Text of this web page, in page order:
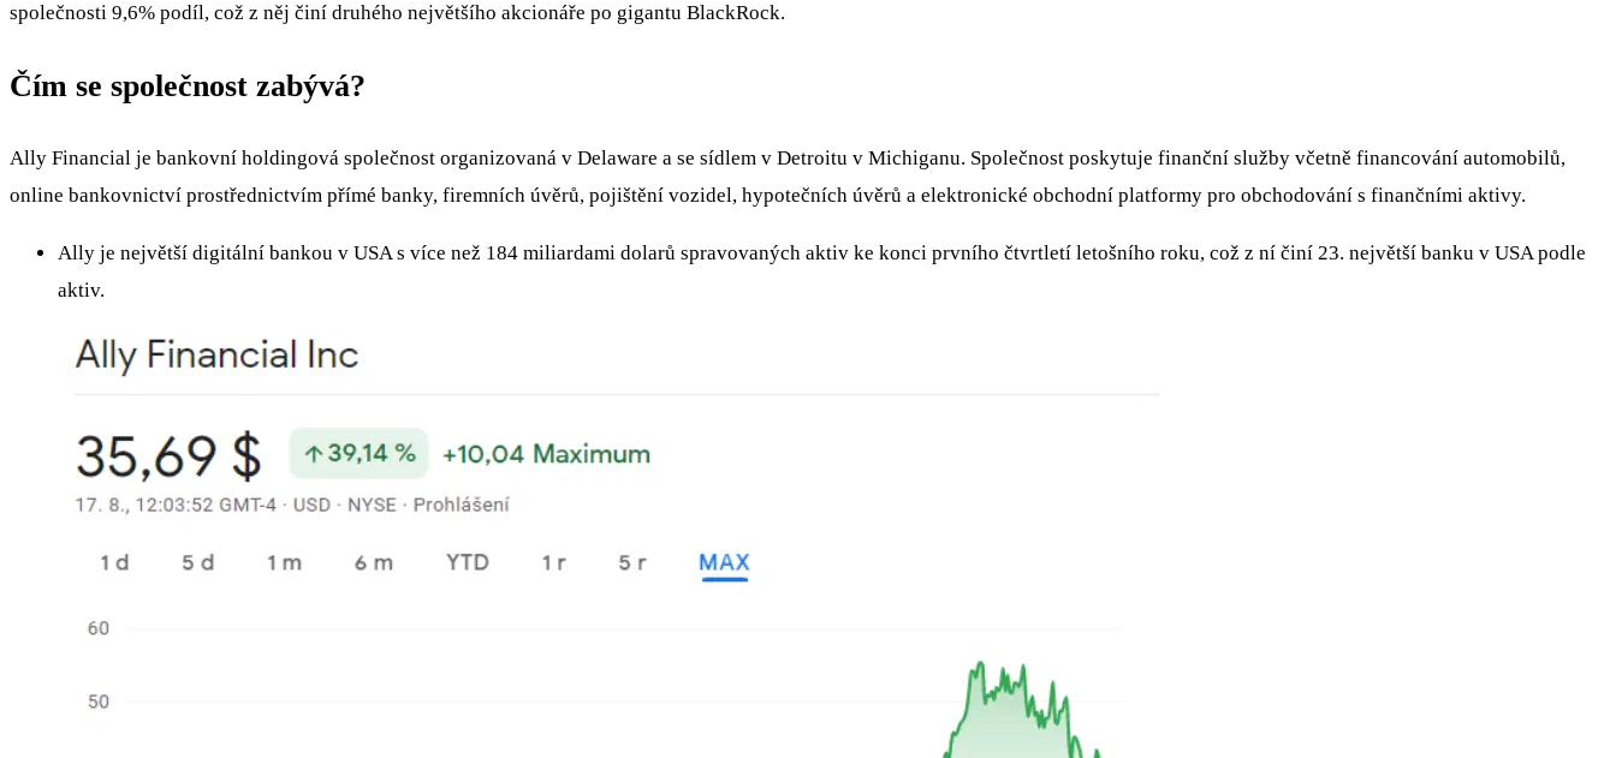
společnosti 9,6% podíl, což z něj činí druhého největšího akcionáře po gigantu BlackRock.
Čím se společnost zabývá?
Ally Financial je bankovní holdingová společnost organizovaná v Delaware a se sídlem v Detroitu v Michiganu. Společnost poskytuje finanční služby včetně financování automobilů,
online bankovnictví prostřednictvím přímé banky, firemních úvěrů, pojištění vozidel, hypotečních úvěrů a elektronické obchodní platformy pro obchodování s finančními aktivy.
Ally je největší digitální bankou v USA s více než 184 miliardami dolarů spravovaných aktiv ke konci prvního čtvrtletí letošního roku, což z ní činí 23. největší banku v USA podle
aktiv.